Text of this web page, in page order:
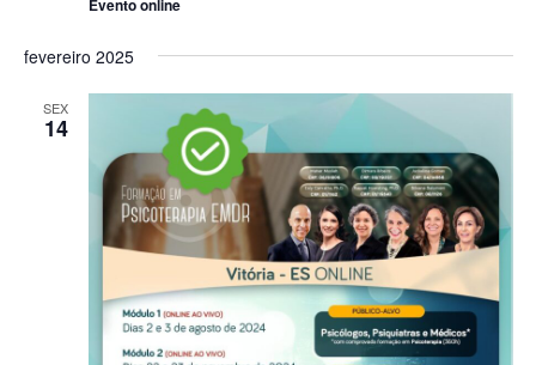
Evento online
fevereiro 2025
SEX
14